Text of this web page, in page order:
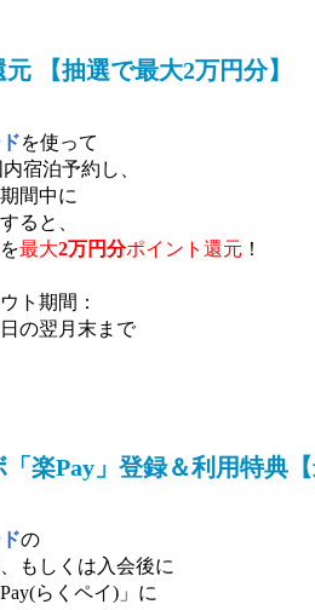
【抽選で最大2万円分】
を使って
宿泊予約し、
間中に
ると、
最大2万円分ポイント還元 ！
ト期間：
の翌月末まで
楽Pay」登録＆利用特典【
の
もしくは入会後に
らくペイ)」に